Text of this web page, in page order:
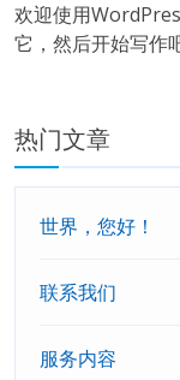
欢迎使用
它，然后开始写作
热门文章
世界，您好！
联系我们
服务内容